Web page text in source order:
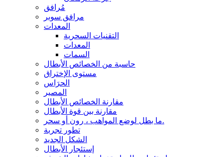
مُرافق
مرافق سوبر
المعدات
التقنيات السحرية
المعدات
السمات
حاسبة من الخصائص الأبطال
مستوى الإختراق
الحرَاس
المصير
مقارنة الخصائص الأبطال
مقارنة بين قوة الأبطال
ما بطل لوضع المواهب ، رون أو سحر.
تطور تجربة
الشكل الجديد
إستئجار الأبطال